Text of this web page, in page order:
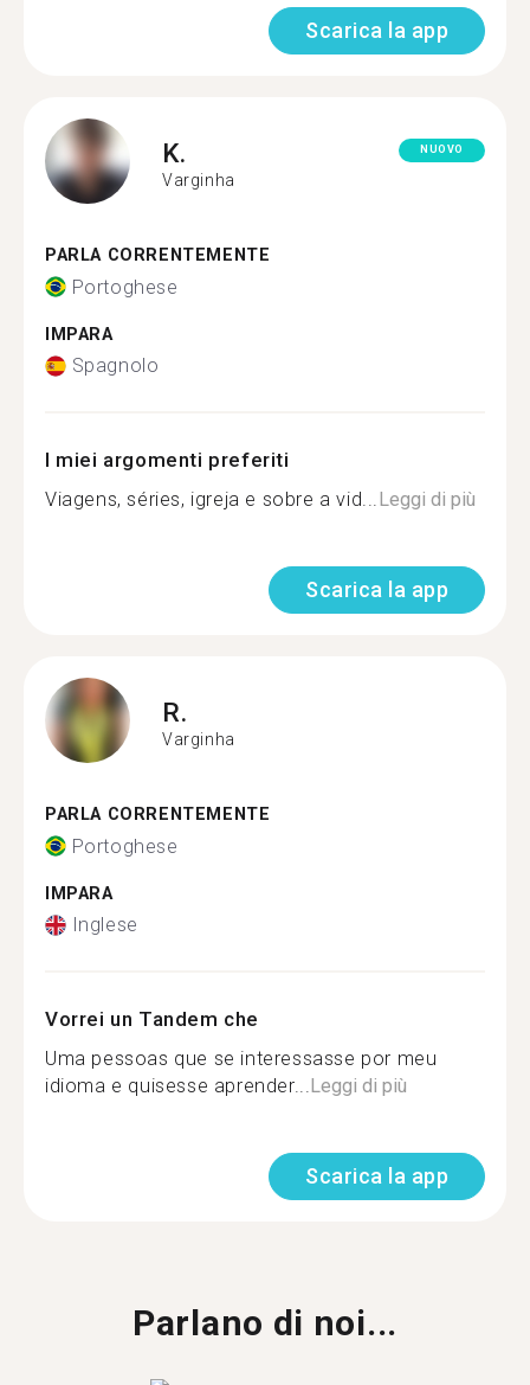
Scarica la app
K.
Varginha
NUOVO
PARLA CORRENTEMENTE
Portoghese
IMPARA
Spagnolo
I miei argomenti preferiti
Viagens, séries, igreja e sobre a vid...Leggi di più
Scarica la app
R.
Varginha
PARLA CORRENTEMENTE
Portoghese
IMPARA
Inglese
Vorrei un Tandem che
Uma pessoas que se interessasse por meu
idioma e quisesse aprender...Leggi di più
Scarica la app
Parlano di noi...